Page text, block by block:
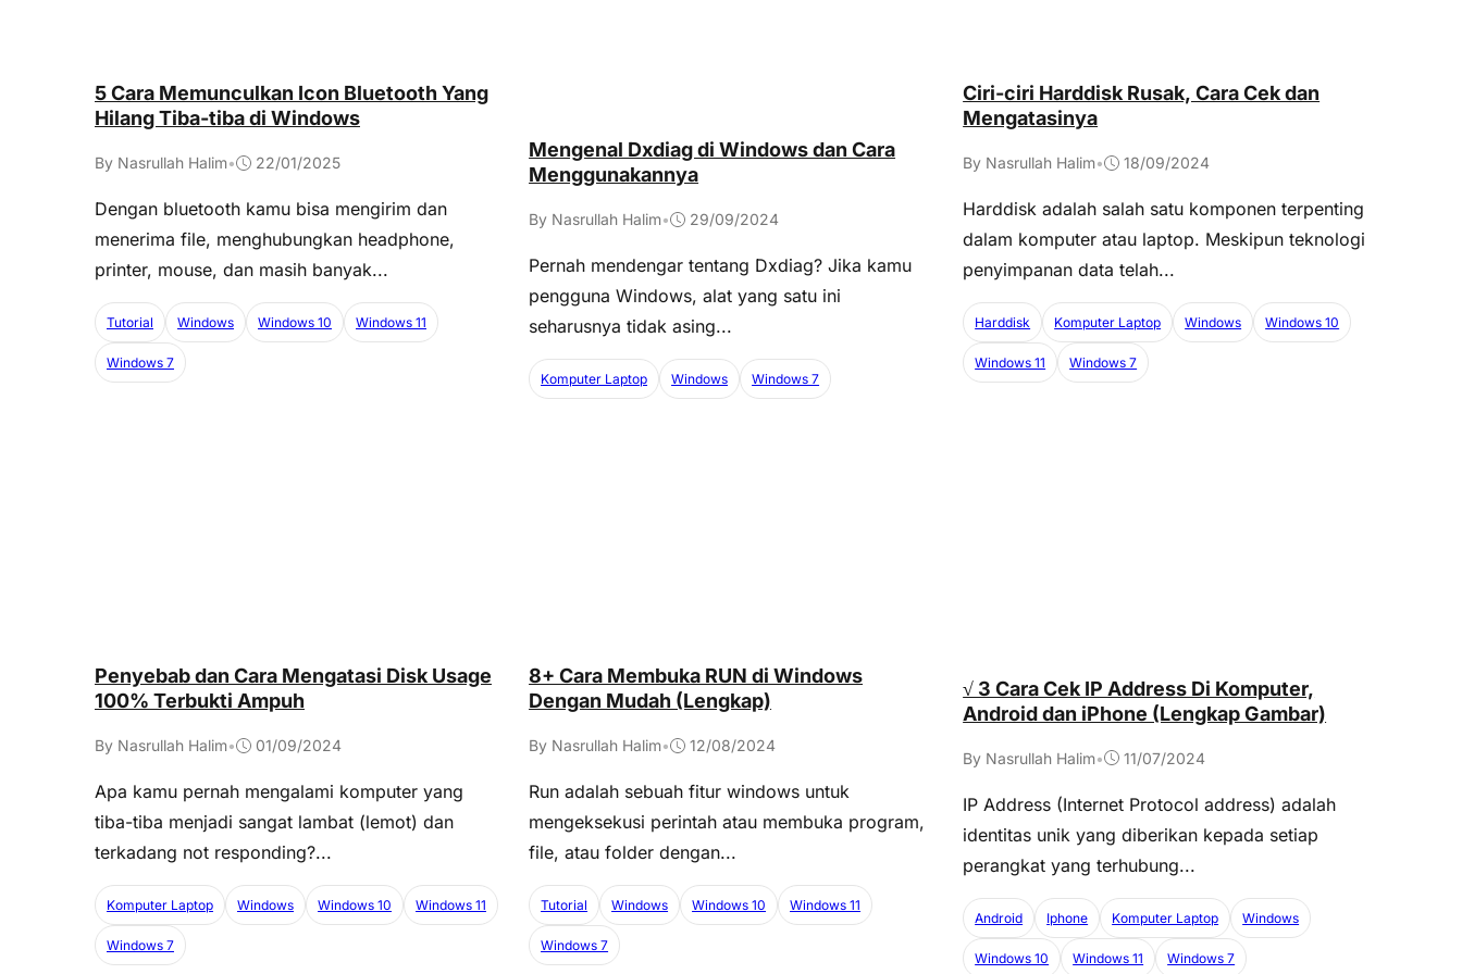
5 Cara Memunculkan Icon Bluetooth Yang
Hilang Tiba-tiba di Windows
By Nasrullah Halim• 22/01/2025
Dengan bluetooth kamu bisa mengirim dan
menerima file, menghubungkan headphone,
printer, mouse, dan masih banyak...
Tutorial Windows Windows 10 Windows 11
Windows 7
Mengenal Dxdiag di Windows dan Cara
Menggunakannya
By Nasrullah Halim• 29/09/2024
Pernah mendengar tentang Dxdiag? Jika kamu
pengguna Windows, alat yang satu ini
seharusnya tidak asing...
Komputer Laptop Windows Windows 7
Ciri-ciri Harddisk Rusak, Cara Cek dan
Mengatasinya
By Nasrullah Halim• 18/09/2024
Harddisk adalah salah satu komponen terpenting
dalam komputer atau laptop. Meskipun teknologi
penyimpanan data telah...
Harddisk Komputer Laptop Windows Windows 10
Windows 11 Windows 7
Penyebab dan Cara Mengatasi Disk Usage
100% Terbukti Ampuh
By Nasrullah Halim• 01/09/2024
Apa kamu pernah mengalami komputer yang
tiba-tiba menjadi sangat lambat (lemot) dan
terkadang not responding?...
Komputer Laptop Windows Windows 10 Windows 11
Windows 7
8+ Cara Membuka RUN di Windows
Dengan Mudah (Lengkap)
By Nasrullah Halim• 12/08/2024
Run adalah sebuah fitur windows untuk
mengeksekusi perintah atau membuka program,
file, atau folder dengan...
Tutorial Windows Windows 10 Windows 11
Windows 7
√ 3 Cara Cek IP Address Di Komputer,
Android dan iPhone (Lengkap Gambar)
By Nasrullah Halim• 11/07/2024
IP Address (Internet Protocol address) adalah
identitas unik yang diberikan kepada setiap
perangkat yang terhubung...
Android Iphone Komputer Laptop Windows
Windows 10 Windows 11 Windows 7